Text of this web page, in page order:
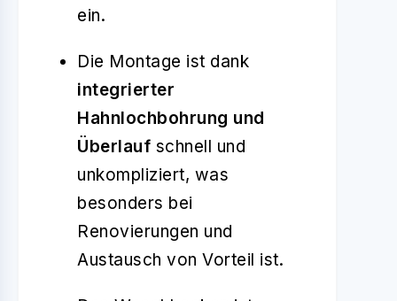
ein.
Die Montage ist dank
integrierter
Hahnlochbohrung und
Überlauf schnell und
unkompliziert, was
besonders bei
Renovierungen und
Austausch von Vorteil ist.